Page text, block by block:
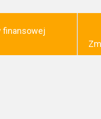
finansowej